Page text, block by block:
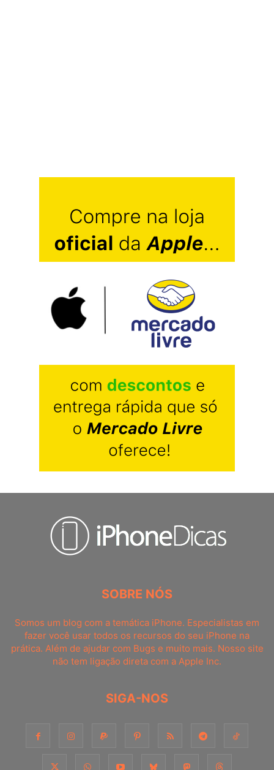
SOBRE NÓS
Somos um blog com a temática iPhone. Especialistas em
fazer você usar todos os recursos do seu iPhone na
prática. Além de ajudar com Bugs e muito mais. Nosso site
não tem ligação direta com a Apple Inc.
SIGA-NOS